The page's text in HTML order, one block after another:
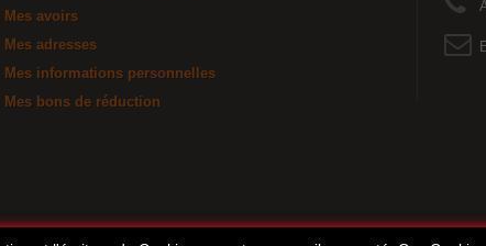
Mes avoirs
Mes adresses
Mes informations personnelles
Mes bons de réduction